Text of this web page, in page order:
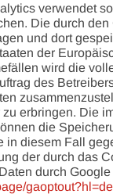
verwendet
Die durch
und dort
der
wird die
des
erbringen. Die
die
in diesem Fall
der durch das
durch
gaoptout?hl=de